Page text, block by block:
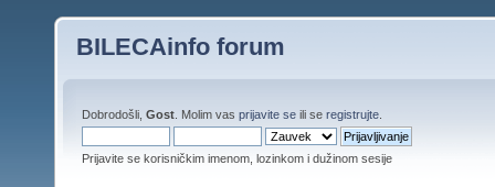
BILECAinfo forum
Dobrodošli, Gost . Molim vas prijavite se ili se registrujte
Prijavite se korisničkim imenom, lozinkom i dužinom sesije